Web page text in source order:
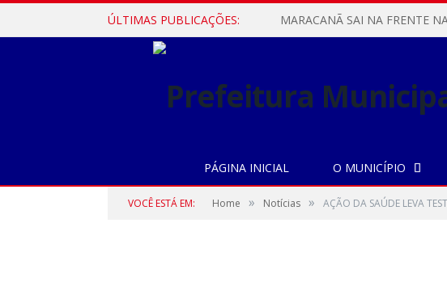
ÚLTIMAS PUBLICAÇÕES:
PÁGINA INICIAL O MUNICÍPIO
VOCÊ ESTÁ EM: Home » Notícias » AÇÃO DA SAÚDE LEVA